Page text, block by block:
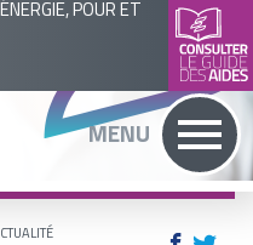
POUR ET
MENU